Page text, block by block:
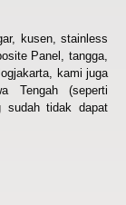
kusen, stainless
Panel, tangga,
kami juga
Tengah (seperti
sudah tidak dapat